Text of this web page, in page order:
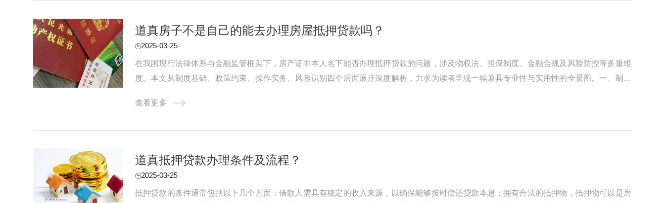
道真房子不是自己的能去办理房屋抵押贷款吗？
2025-03-25
在我国现行法律体系与金融监管框架下，房产证非本人名下能否办理抵押贷款的问题，涉及物权法、担保制度、金融合规及风险防控等多重维
度。本文从制度基础、政策约束、操作实务、风险识别四个层面展开深度解析，力求为读者呈现一幅兼具专业性与实用性的全景图。一、制度
查看更多
道真抵押贷款办理条件及流程？
2025-03-25
抵押贷款的条件通常包括以下几个方面：借款人需具有稳定的收入来源，以确保能够按时偿还贷款本息；拥有合法的抵押物，抵押物可以是房